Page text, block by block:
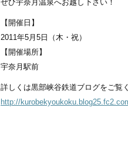
ぜひ宇奈月温泉へお越し下さい！
【開催日】
2011年5月5日（木・祝）
【開催場所】
宇奈月駅前
詳しくは黒部峡谷鉄道ブログをご覧
http://